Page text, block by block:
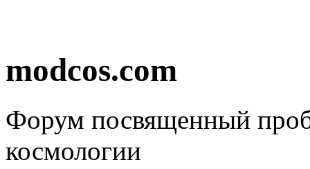
modcos.com
Форум посвященный
космологии